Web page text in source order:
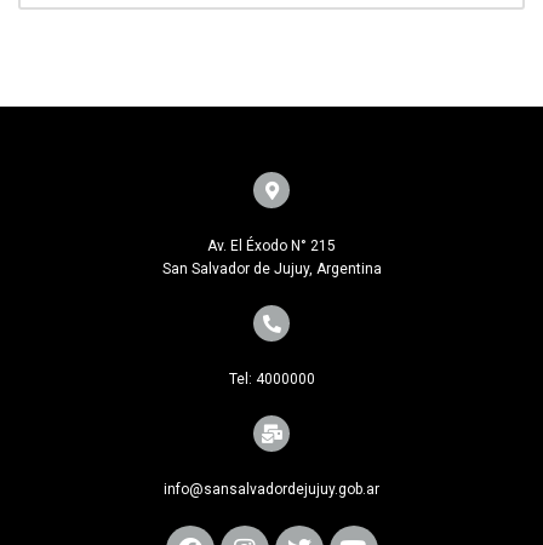
Av. El Éxodo N° 215
San Salvador de Jujuy, Argentina
Tel: 4000000
info@sansalvadordejujuy.gob.ar